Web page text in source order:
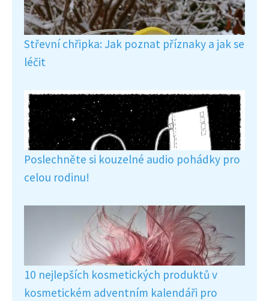
Střevní chřipka: Jak poznat příznaky a jak se
léčit
Poslechněte si kouzelné audio pohádky pro
celou rodinu!
10 nejlepších kosmetických produktů v
kosmetickém adventním kalendáři pro